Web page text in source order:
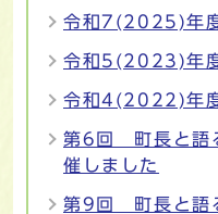
令和7(2025)年
令和5(2023)年
令和4(2022)年
第6回 町長と語
催しました
第9回 町長と語